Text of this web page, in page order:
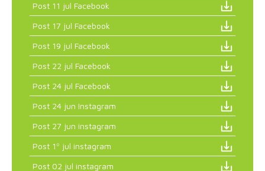
Post 11 jul Facebook
Post 17 jul Facebook
Post 19 jul Facebook
Post 22 jul Facebook
Post 24 jul Facebook
Post 24 jun Instagram
Post 27 jun instagram
Post 1º jul instagram
Post 02 jul instagram